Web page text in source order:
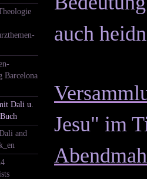
Barcelona
Dali u.
and
Jesu" im